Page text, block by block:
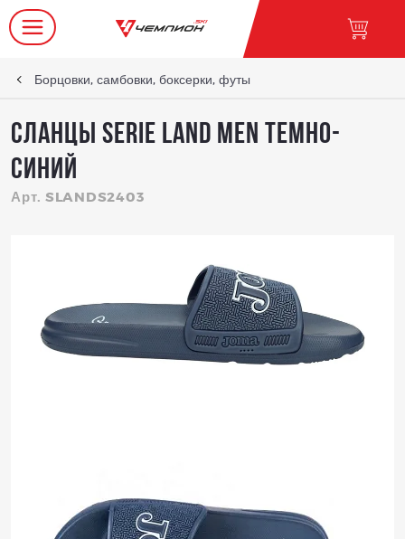
Борцовки, самбовки, боксерки, футы
СЛАНЦЫ SERIE LAND MEN Темно-
синий
Арт. SLANDS2403